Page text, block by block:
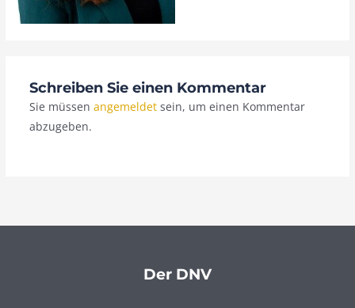
Schreiben Sie einen Kommentar
Sie müssen angemeldetsein, um einen Kommentar
abzugeben.
Der DNV